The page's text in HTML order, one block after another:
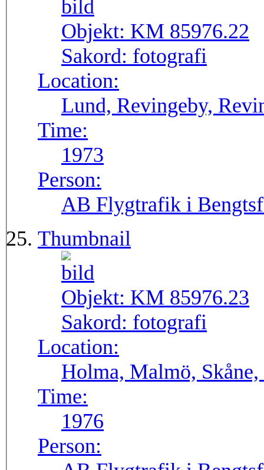
Objekt: KM 85976.22
Sakord: fotografi
Location:
Lund, Revingeby,
Time:
1973
Person:
AB Flygtrafik i
Thumbnail
Objekt: KM 85976.23
Sakord: fotografi
Location:
Holma, Malmö, Skåne,
Time:
1976
Person: